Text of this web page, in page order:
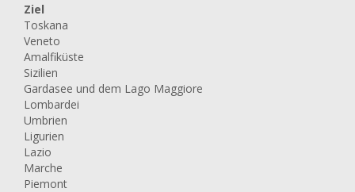
Ziel
Toskana
Veneto
Amalfiküste
Sizilien
Gardasee und dem Lago Maggiore
Lombardei
Umbrien
Ligurien
Lazio
Marche
Piemont